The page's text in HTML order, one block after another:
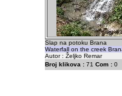
Slap na potoku Brana
Waterfall on the creek
Autor : Željko Remar
Broj klikova :71 Com :0